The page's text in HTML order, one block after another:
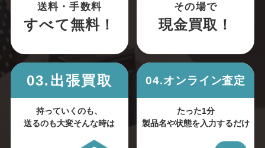
送料・手数料
すべて無料！
その場で
現金買取！
03.出張買取
持っていくのも、
送るのも大変そんな時は
04.オンライン査定
たった1分
製品名や状態を入力するだけ